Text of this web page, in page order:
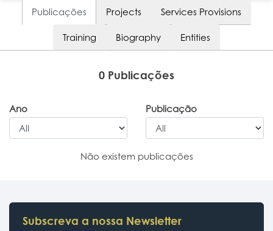
Publicações Projects Services Provisions
Training Biography Entities
0 Publicações
Ano Publicação
Não existem publicações
Subscreva a nossa Newsletter